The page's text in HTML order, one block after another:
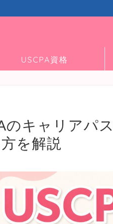
USCPA資格
のキャリアパ
を解説